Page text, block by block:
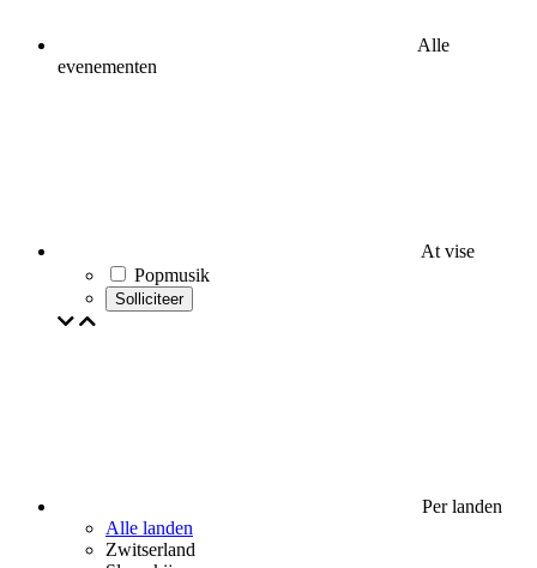
Alle
evenementen
At vise
Popmusik
Solliciteer
Per landen
Alle landen
Zwitserland